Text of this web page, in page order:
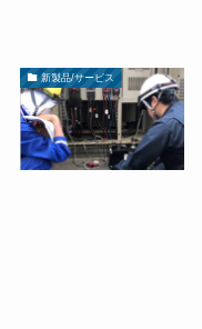
新製品/サービス